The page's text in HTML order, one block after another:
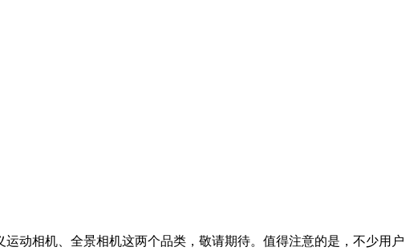
动相机、全景相机这两个品类，敬请期待。值得注意的是，不少用户